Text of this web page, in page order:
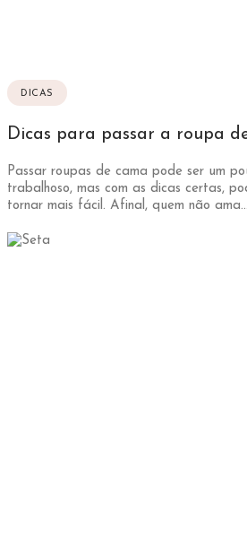
DICAS
Dicas para passar a roupa
Passar roupas de cama pode ser um
trabalhoso, mas com as dicas certas,
tornar mais fácil. Afinal, quem não ama...